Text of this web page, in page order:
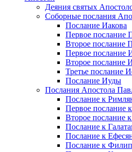
Деяния святых
Соборные послания
Послание Иакова
Первое послание
Второе послание
Первое послание
Второе послание
Третье послание
Послание Иуды
Послания Апостола
Послание к
Первое послание
Второе послание
Послание к
Послание к
Послание к